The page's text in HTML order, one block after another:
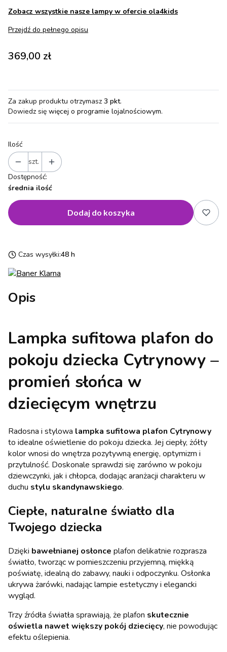
Zobacz wszystkie nasze lampy w ofercie ola4kids
Przejdź do pełnego opisu
Cena
369,00 zł
Za zakup produktu otrzymasz 3 pkt.
Dowiedz się więcej o programie lojalnościowym.
Ilość
szt.
Dostępność:
średnia ilość
Dodaj do koszyka
Czas wysyłki:48 h
Opis
Lampka sufitowa plafon do
pokoju dziecka Cytrynowy –
promień słońca w
dziecięcym wnętrzu
Radosna i stylowa lampka sufitowa plafon Cytrynowy
to idealne oświetlenie do pokoju dziecka. Jej ciepły, żółty
kolor wnosi do wnętrza pozytywną energię, optymizm i
przytulność. Doskonale sprawdzi się zarówno w pokoju
dziewczynki, jak i chłopca, dodając aranżacji charakteru w
duchu stylu skandynawskiego.
Ciepłe, naturalne światło dla
Twojego dziecka
Dzięki bawełnianej osłonce plafon delikatnie rozprasza
światło, tworząc w pomieszczeniu przyjemną, miękką
poświatę, idealną do zabawy, nauki i odpoczynku. Osłonka
ukrywa żarówki, nadając lampie estetyczny i elegancki
wygląd.
Trzy źródła światła sprawiają, że plafon skutecznie
oświetla nawet większy pokój dziecięcy, nie powodując
efektu oślepienia.